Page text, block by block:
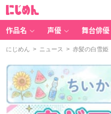
作品名 声優 舞台俳優
にじめん > ニュース > 赤髪の白雪姫